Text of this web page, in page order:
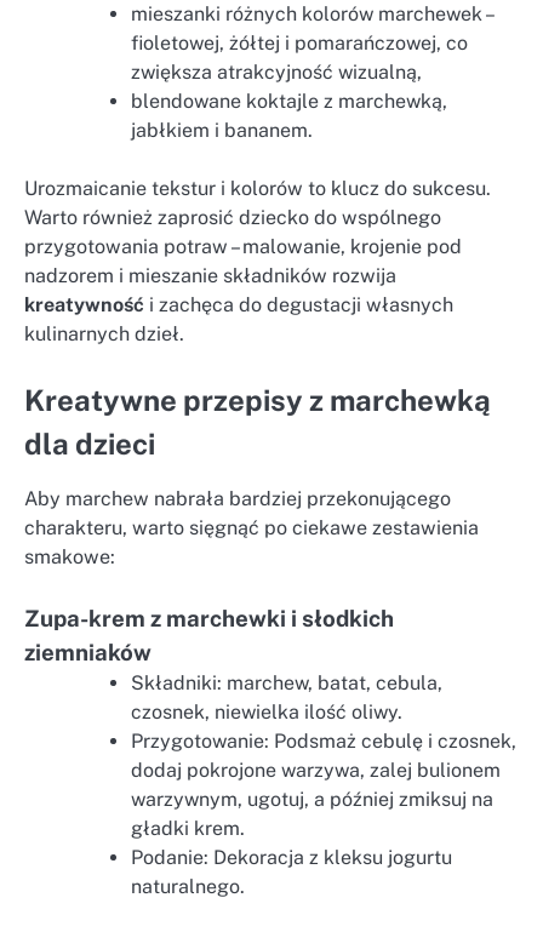
mieszanki różnych kolorów marchewek –
fioletowej, żółtej i pomarańczowej, co
zwiększa atrakcyjność wizualną,
blendowane koktajle z marchewką,
jabłkiem i bananem.
Urozmaicanie tekstur i kolorów to klucz do sukcesu.
Warto również zaprosić dziecko do wspólnego
przygotowania potraw – malowanie, krojenie pod
nadzorem i mieszanie składników rozwija
kreatywność i zachęca do degustacji własnych
kulinarnych dzieł.
Kreatywne przepisy z marchewką
dla dzieci
Aby marchew nabrała bardziej przekonującego
charakteru, warto sięgnąć po ciekawe zestawienia
smakowe:
Zupa-krem z marchewki i słodkich
ziemniaków
Składniki: marchew, batat, cebula,
czosnek, niewielka ilość oliwy.
Przygotowanie: Podsmaż cebulę i czosnek,
dodaj pokrojone warzywa, zalej bulionem
warzywnym, ugotuj, a później zmiksuj na
gładki krem.
Podanie: Dekoracja z kleksu jogurtu
naturalnego.